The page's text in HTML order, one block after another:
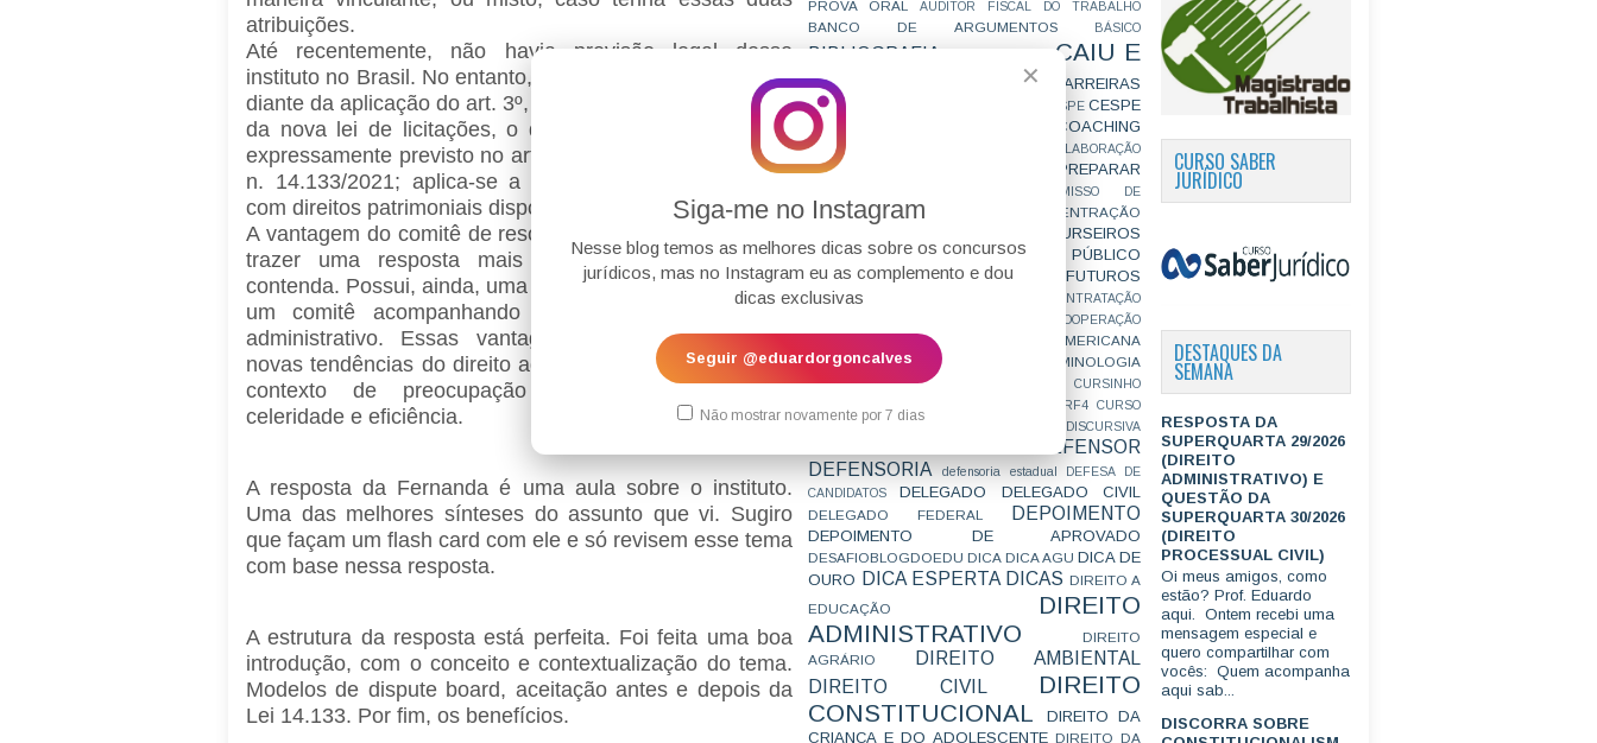
✕
Siga-me no Instagram
Nesse blog temos as melhores dicas sobre os concursos
jurídicos, mas no Instagram eu as complemento e dou
dicas exclusivas
Seguir @eduardorgoncalves
Não mostrar novamente por 7 dias
atribuições.
Até recentemente, não havia previsão legal desse
instituto no Brasil. No entanto, era admitido pela doutrina,
diante da aplicação do art. 3º, §3º do CPC. Com a edição
da nova lei de licitações, o dispute board passa a ser
expressamente previsto no art. 151, caput e p.ún., da Lei
n. 14.133/2021; aplica-se a controvérsias relacionadas
com direitos patrimoniais disponíveis (art. 151, p.ún.).
A vantagem do comitê de resolução de disputas está em
trazer uma resposta mais eficiente e adequada à
contenda. Possui, ainda, uma eficácia preventiva, pois há
um comitê acompanhando a execução do contrato
administrativo. Essas vantagens estão alinhadas às
novas tendências do direito administrativo, dentro de um
contexto de preocupação com o planejamento,
celeridade e eficiência.
A resposta da Fernanda é uma aula sobre o instituto.
Uma das melhores sínteses do assunto que vi. Sugiro
que façam um flash card com ele e só revisem esse tema
com base nessa resposta.
A estrutura da resposta está perfeita. Foi feita uma boa
introdução, com o conceito e contextualização do tema.
Modelos de dispute board, aceitação antes e depois da
Lei 14.133. Por fim, os benefícios.
PROVA ORAL
AUDITOR FISCAL DO TRABALHO
BANCO DE ARGUMENTOS BÁSICO
BIBLIOGRAFIA
CAIU E
VAI CAIR
CARREIRAS
CARREIRAS
JURÍDICAS
CEBRASPE CESPE
CF COACHING
CÓDIGO DE TRÂNSITO BRASILEIRO
COLABORAÇÃO
COMBATE À CORRUPÇÃO
COMO SE PREPARAR
COMPROMISSO DE
AJUSTAMENTO DE CONDUTA
CONCENTRAÇÃO
CONCURSEIROS
CONCURSO
CONCURSO PÚBLICO
CONCURSOS
CONCURSOS FUTUROS
CONCURSOS NÍVEL HARD
CONTRATAÇÃO
COOPERAÇÃO
CORTE INTERAMERICANA
CPC2015
CPI
CRIMINOLOGIA
CRONOGRAMA
CTB CURSINHO
CURSO ESTUDO DE CASO - TRF4
CURSO
PARA A SUBJETIVA
CURSO PROVA DISCURSIVA
DEFENSOR
DEFENSORIA
defensoria estadual
DEFESA DE
CANDIDATOS
DELEGADO DELEGADO CIVIL
DELEGADO FEDERAL DEPOIMENTO
DEPOIMENTO DE APROVADO
DESAFIOBLOGDOEDU DICA DICA AGU DICA DE
OURO DICA ESPERTA DICAS DIREITO A
EDUCAÇÃO
DIREITO
ADMINISTRATIVO
DIREITO
AGRÁRIO
DIREITO AMBIENTAL
DIREITO CIVIL
DIREITO
CONSTITUCIONAL
DIREITO DA
CRIANÇA E DO ADOLESCENTE DIREITO DA
CURSO SABER
JURÍDICO
DESTAQUES DA
SEMANA
RESPOSTA DA
SUPERQUARTA 29/2026
(DIREITO
ADMINISTRATIVO) E
QUESTÃO DA
SUPERQUARTA 30/2026
(DIREITO
PROCESSUAL CIVIL)
Oi meus amigos, como
estão? Prof. Eduardo
aqui. Ontem recebi uma
mensagem especial e
quero compartilhar com
vocês: Quem acompanha
aqui sab...
DISCORRA SOBRE